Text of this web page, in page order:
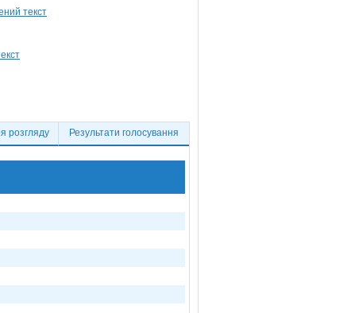
розгляду Результати голосування